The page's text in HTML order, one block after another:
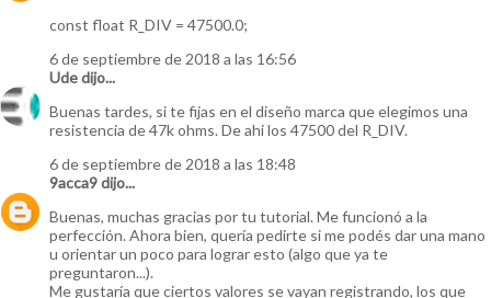
const float R_DIV = 47500.0;
6 de septiembre de 2018 a las 16:56
Udedijo...
Buenas tardes, si te fijas en el diseño marca que elegimos una
resistencia de 47k ohms. De ahi los 47500 del R_DIV.
6 de septiembre de 2018 a las 18:48
9acca9dijo...
Buenas, muchas gracias por tu tutorial. Me funcionó a la
perfección. Ahora bien, quería pedirte si me podés dar una mano
u orientar un poco para lograr esto (algo que ya te
preguntaron...).
Me gustaría que ciertos valores se vayan registrando, los que